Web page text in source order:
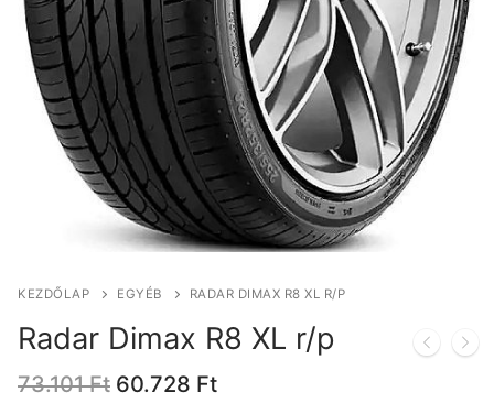
KEZDŐLAP EGYÉB RADAR DIMAX R8 XL R/P
Radar Dimax R8 XL r/p
73.101Ft Original
60.728 FtCurrent